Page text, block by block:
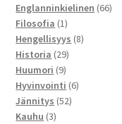
tuotetta
Englanninkielinen 6666
Filosofia 11
tuote
Hengellisyys 88
Historia 2929
Huumori 99
tuotetta
Hyvinvointi 66
Jännitys 5252
Kauhu 33